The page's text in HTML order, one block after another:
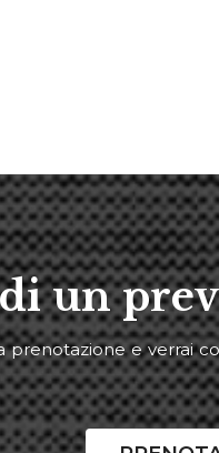
un
prenotazione e verrai